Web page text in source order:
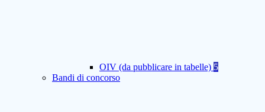
OIV (da pubblicare in tabelle) 5
Bandi di concorso